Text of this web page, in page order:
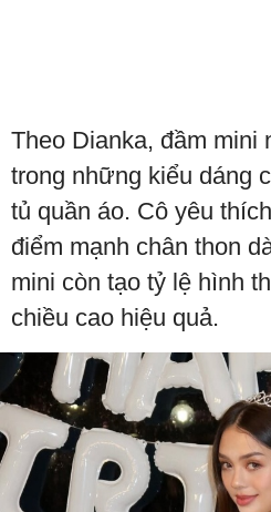
Theo Dianka, đầm mini
trong những kiểu dáng
tủ quần áo. Cô yêu
điểm mạnh chân thon
mini còn tạo tỷ lệ hình
chiều cao hiệu quả.